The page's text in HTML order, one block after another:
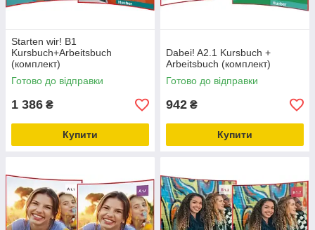
Starten wir! B1
Kursbuch+Arbeitsbuch
(комплект)
Готово до відправки
1 386 ₴
Купити
Dabei! A2.1 Kursbuch +
Arbeitsbuch (комплект)
Готово до відправки
942 ₴
Купити